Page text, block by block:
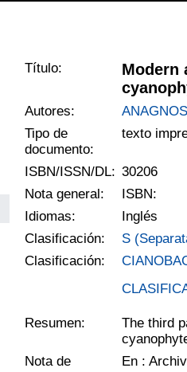
Título:
Modern
Autores:
Tipo de
documento:
texto
ISBN/ISSN/DL: 30206
Nota general:
ISBN:
Idiomas:
Inglés
Clasificación:
S
Clasificación:
Resumen:
The third
Nota de
En :